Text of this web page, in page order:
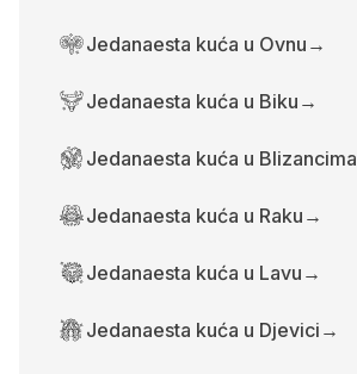
Jedanaesta kuća u Ovnu →
Jedanaesta kuća u Biku →
Jedanaesta kuća u Blizancima
Jedanaesta kuća u Raku →
Jedanaesta kuća u Lavu →
Jedanaesta kuća u Djevici →